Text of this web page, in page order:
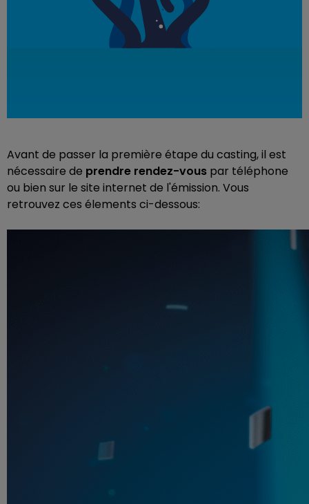
Avant de passer la première étape du casting, il est
nécessaire de prendre rendez-vous par téléphone
ou bien sur le site internet de l'émission. Vous
retrouvez ces élements ci-dessous: